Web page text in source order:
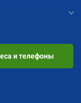
и телефоны